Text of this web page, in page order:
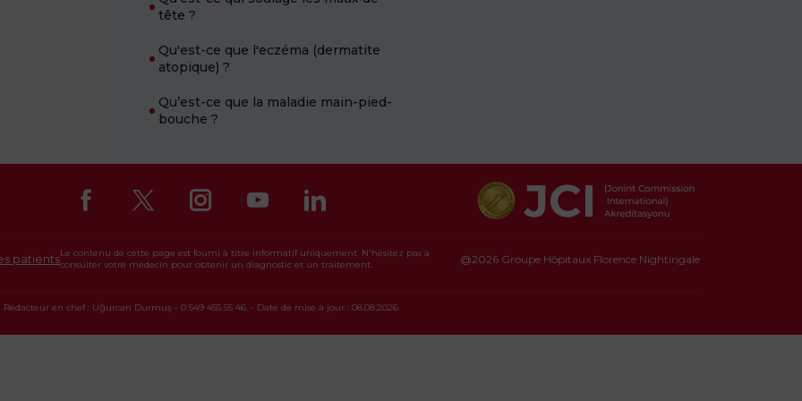
tête ?
Qu'est-ce que l'eczéma (dermatite
atopique) ?
Qu’est-ce que la maladie main-pied-
bouche ?
patientsLe contenu de cette page est fourni à titre informatif uniquement. N'hésitez pas à
consulter votre médecin pour obtenir un diagnostic et un traitement.
@2026 Groupe Hôpitaux Florence Nightingale
Rédacteur en chef : Uğurcan Durmuş - 0 549 455 55 46. - Date de mise à jour : 08.08.2026